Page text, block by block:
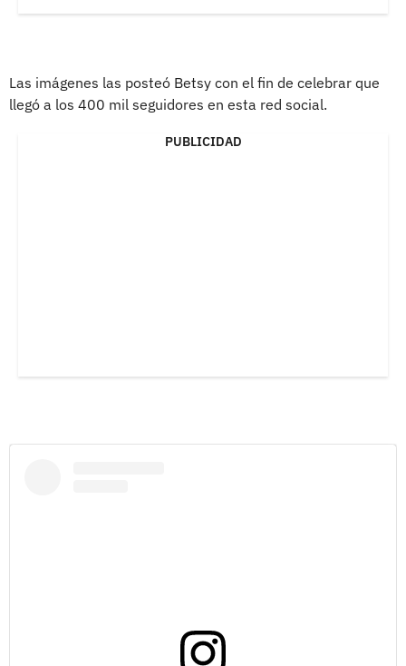
Las imágenes las posteó Betsy con el fin de celebrar que
llegó a los 400 mil seguidores en esta red social.
PUBLICIDAD